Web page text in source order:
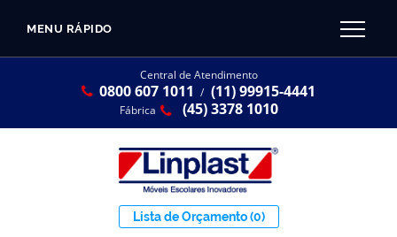
MENU RÁPIDO
Central de Atendimento
0800 607 1011 / (11) 99915-4441
Fábrica (45) 3378 1010
Lista de Orçamento(0)
Linha Resina Plástica
CATÁLOGO LINPLAST 2025
SOBRE A EMPRESA